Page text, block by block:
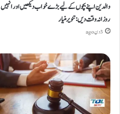
والدین اپنے بچوں کے لیے بڑے خواب دیکھیں اور انہیں
روزانہ وقت دیں : تنویر منیار
3 دن ago